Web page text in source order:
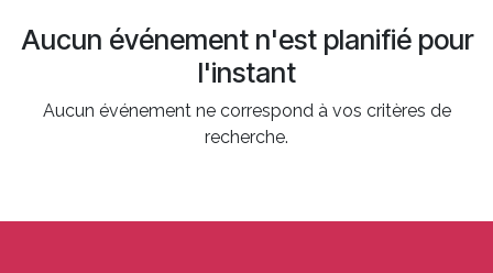
Aucun événement n'est planifié pour
l'instant
Aucun événement ne correspond à vos critères de
recherche.